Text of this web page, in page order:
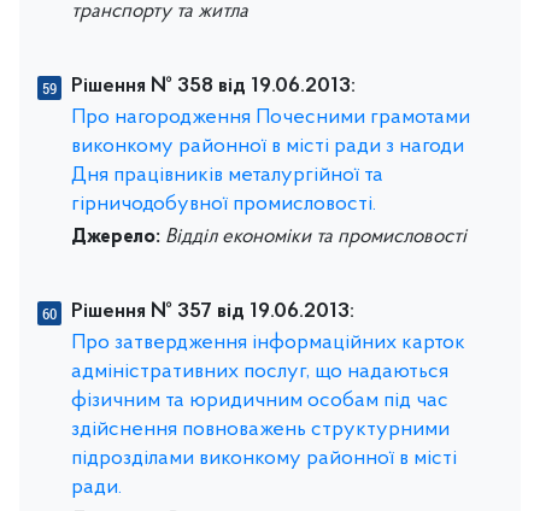
транспорту та житла
Рішення № 358 від 19.06.2013:
Про нагородження Почесними грамотами
виконкому районної в місті ради з нагоди
Дня працівників металургійної та
гірничодобувної промисловості.
Джерело: Відділ економіки та промисловості
Рішення № 357 від 19.06.2013:
Про затвердження інформаційних карток
адміністративних послуг, що надаються
фізичним та юридичним особам під час
здійснення повноважень структурними
підрозділами виконкому районної в місті
ради.